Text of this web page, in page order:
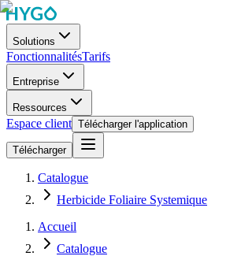
Solutions
FonctionnalitésTarifs
Entreprise
Ressources
Espace client Télécharger l'application
Télécharger
Catalogue
Herbicide Foliaire Systemique
Accueil
Catalogue